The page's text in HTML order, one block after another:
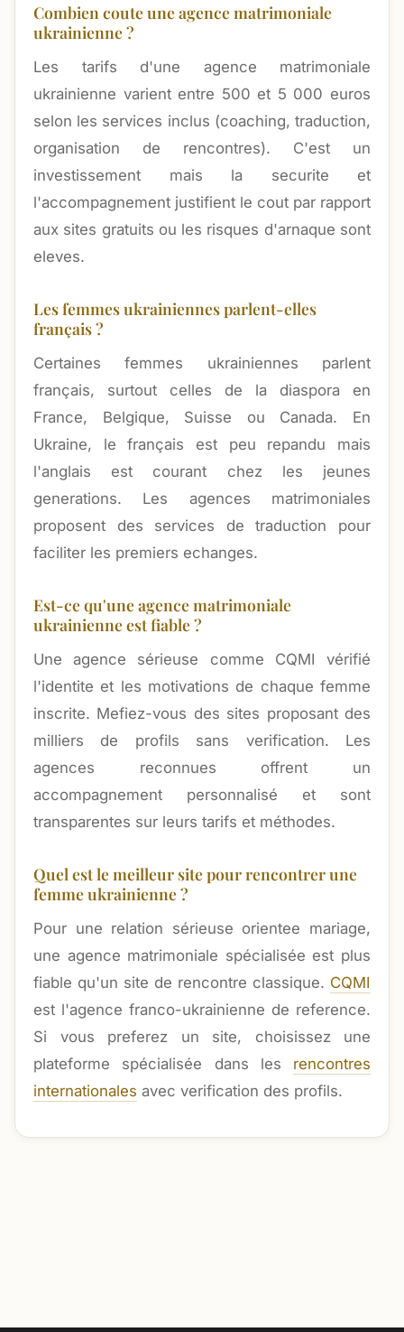
Combien coute une agence matrimoniale
ukrainienne ?
Les tarifs d'une agence matrimoniale
ukrainienne varient entre 500 et 5 000 euros
selon les services inclus (coaching, traduction,
organisation de rencontres). C'est un
investissement mais la securite et
l'accompagnement justifient le cout par rapport
aux sites gratuits ou les risques d'arnaque sont
eleves.
Les femmes ukrainiennes parlent-elles
français ?
Certaines femmes ukrainiennes parlent
français, surtout celles de la diaspora en
France, Belgique, Suisse ou Canada. En
Ukraine, le français est peu repandu mais
l'anglais est courant chez les jeunes
generations. Les agences matrimoniales
proposent des services de traduction pour
faciliter les premiers echanges.
Est-ce qu'une agence matrimoniale
ukrainienne est fiable ?
Une agence sérieuse comme CQMI vérifié
l'identite et les motivations de chaque femme
inscrite. Mefiez-vous des sites proposant des
milliers de profils sans verification. Les
agences reconnues offrent un
accompagnement personnalisé et sont
transparentes sur leurs tarifs et méthodes.
Quel est le meilleur site pour rencontrer une
femme ukrainienne ?
Pour une relation sérieuse orientee mariage,
une agence matrimoniale spécialisée est plus
fiable qu'un site de rencontre classique. CQMI
est l'agence franco-ukrainienne de reference.
Si vous preferez un site, choisissez une
plateforme spécialisée dans les rencontres
internationales avec verification des profils.